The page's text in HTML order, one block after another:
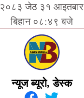
२०८३ जेठ ३१ आइतबार
बिहान ०८:४९ बजे
न्यूज ब्यूरो, डेस्क